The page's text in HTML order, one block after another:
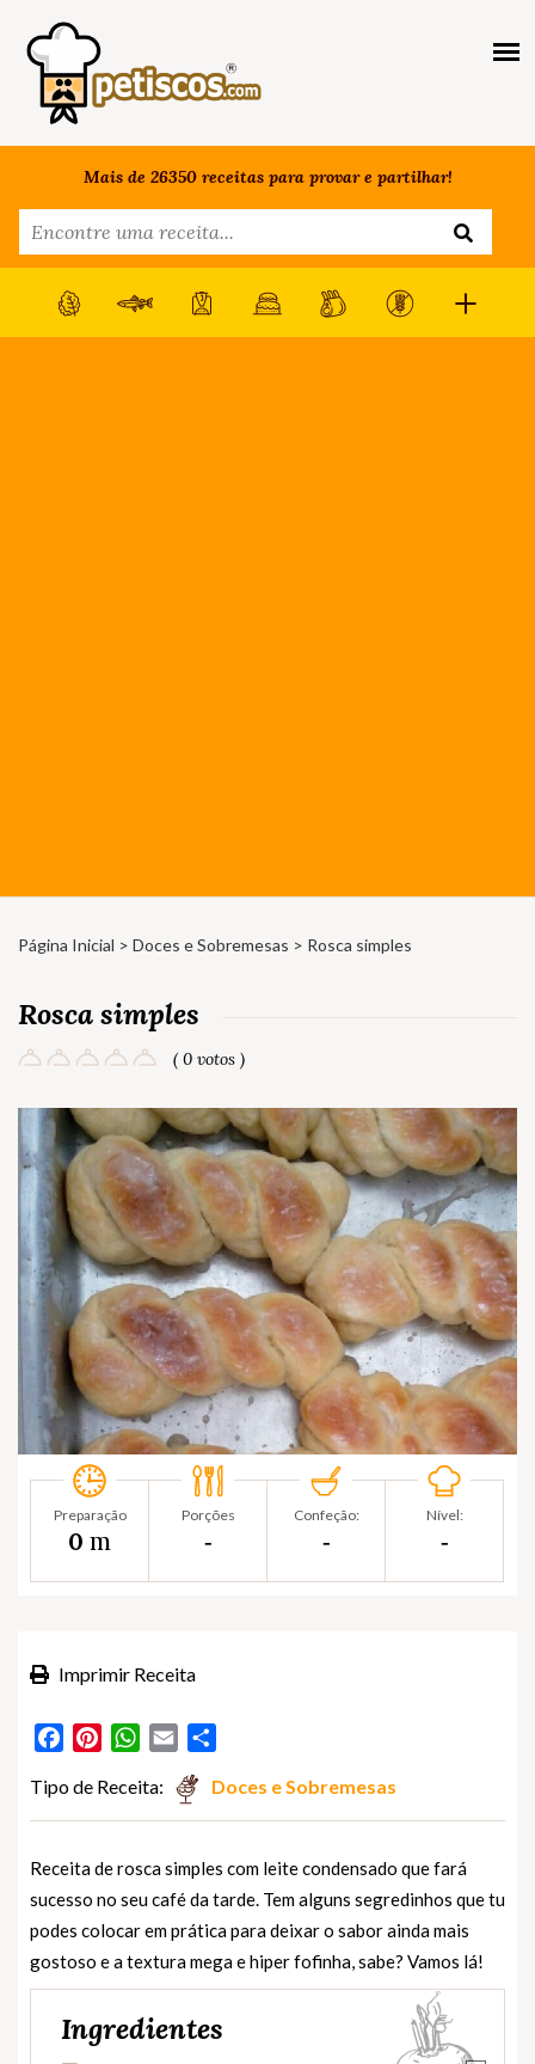
Mais de 26350 receitas para provar e partilhar!
Página Inicial > Doces e Sobremesas > Rosca simples
Rosca simples
( 0 votos )
Preparação
0 m
Porções
‐
Confeção:
‐
Nível:
‐
Imprimir Receita
FacebookPinterestWhatsApp
Email
Tipo de Receita: Doces e Sobremesas
Receita de rosca simples com leite condensado que fará
sucesso no seu café da tarde. Tem alguns segredinhos que tu
podes colocar em prática para deixar o sabor ainda mais
gostoso e a textura mega e hiper fofinha, sabe? Vamos lá!
Ingredientes